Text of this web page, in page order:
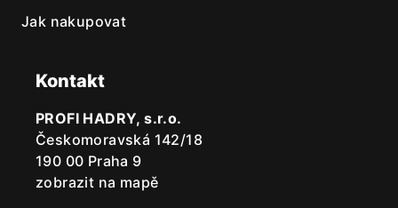
Jak nakupovat
Kontakt
PROFI HADRY, s.r.o.
Českomoravská 142/18
190 00 Praha 9
zobrazit na mapě